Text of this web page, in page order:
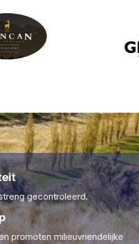
gecontroleerd.
promoten milieuvriendelijke